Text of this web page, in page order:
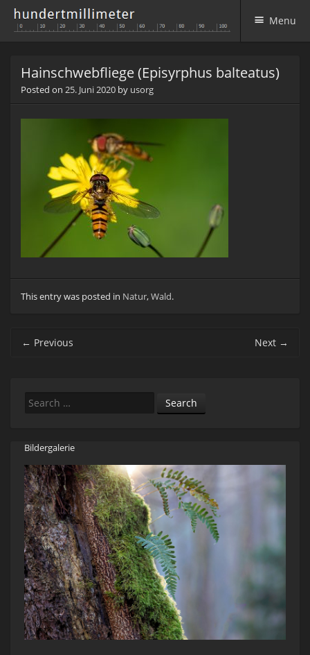
Menu
Hainschwebfliege (Episyrphus balteatus)
Posted on 25. Juni 2020 by usorg
This entry was posted in Natur,Wald.
Post navigation
← Previous Next →
Search
Bildergalerie